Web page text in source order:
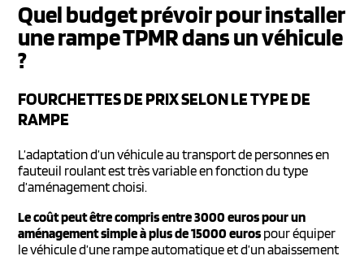
Quel budget prévoir pour installer
une rampe TPMR dans un véhicule
?
FOURCHETTES DE PRIX SELON LE TYPE DE
RAMPE
L’adaptation d’un véhicule au transport de personnes en
fauteuil roulant est très variable en fonction du type
d’aménagement choisi.
Le coût peut être compris entre 3000 euros pour un
aménagement simple à plus de 15000 euros pour équiper
le véhicule d’une rampe automatique et d’un abaissement